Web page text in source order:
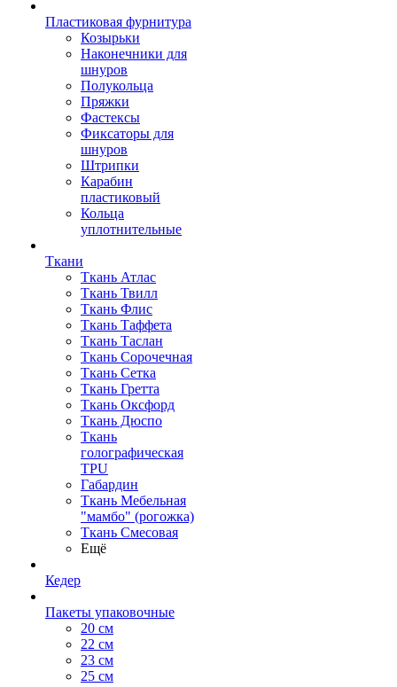
Пластиковая фурнитура
Козырьки
Наконечники для
шнуров
Полукольца
Пряжки
Фастексы
Фиксаторы для
шнуров
Штрипки
Карабин
пластиковый
Кольца
уплотнительные
Ткани
Ткань Атлас
Ткань Твилл
Ткань Флис
Ткань Таффета
Ткань Таслан
Ткань Сорочечная
Ткань Сетка
Ткань Гретта
Ткань Оксфорд
Ткань Дюспо
Ткань
голографическая
TPU
Габардин
Ткань Мебельная
"мамбо" (рогожка)
Ткань Смесовая
Ещё
Кедер
Пакеты упаковочные
20 см
22 см
23 см
25 см